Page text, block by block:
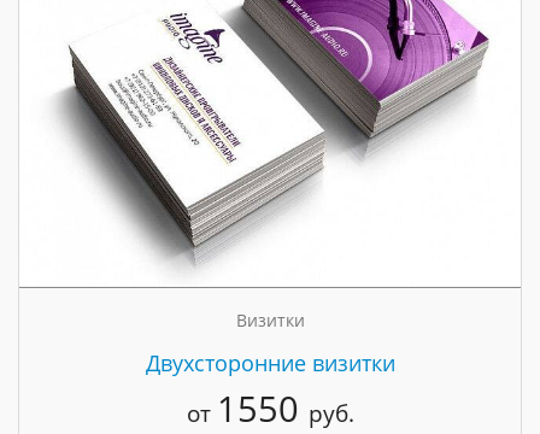
Визитки
Двухсторонние визитки
от 1550 руб.